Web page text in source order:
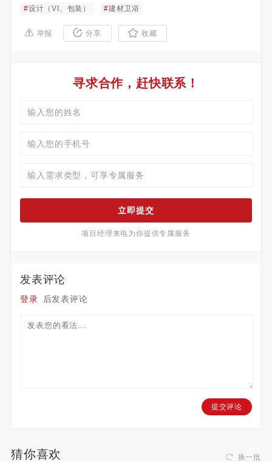
#设计（VI、包装） #建材卫浴
举报 分享 收藏
寻求合作，赶快联系！
立即提交
项目经理来电为你提供专属服务
发表评论
登录 后发表评论
提交评论
猜你喜欢 换一批